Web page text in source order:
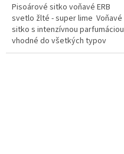
Pisoárové sitko voňavé ERB
svetlo žlté - super lime Voňavé
sitko s intenzívnou parfumáciou
vhodné do všetkých typov
pisoárov.